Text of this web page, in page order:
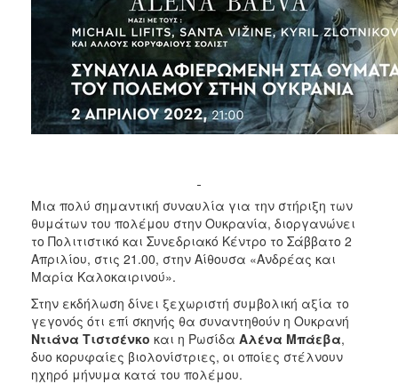
ΠΟΛΙΤΙΣΜΟΣ
ΑΝΘΕΚΤΙΚΗ
Μια πολύ σημαντική συναυλία για την στήριξη των
θυμάτων του πολέμου στην Ουκρανία, διοργανώνει
το Πολιτιστικό και Συνεδριακό Κέντρο το Σάββατο 2
Απριλίου, στις 21.00, στην Αίθουσα «Ανδρέας και
Μαρία Καλοκαιρινού».
Στην εκδήλωση δίνει ξεχωριστή συμβολική αξία το
γεγονός ότι επί σκηνής θα συναντηθούν η Ουκρανή
Ντιάνα Τιστσένκο και η Ρωσίδα Αλένα Μπάεβα,
δυο κορυφαίες βιολονίστριες, οι οποίες στέλνουν
ηχηρό μήνυμα κατά του πολέμου.